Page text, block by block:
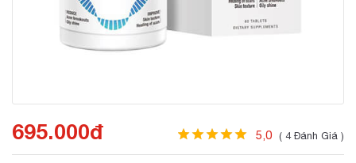
695.000đ 5,0 ( 4 Đánh Giá )